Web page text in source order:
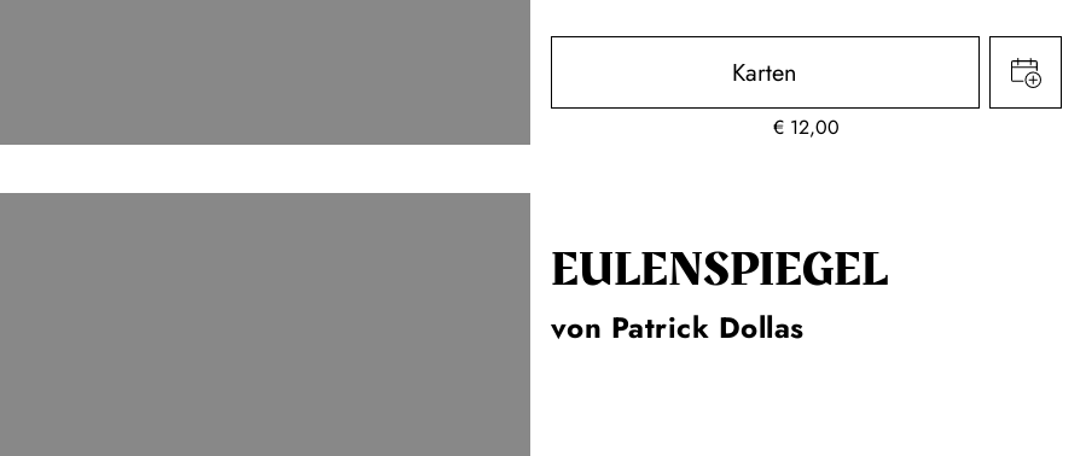
Karten
€ 12,00
EULENSPIEGEL
von Patrick Dollas